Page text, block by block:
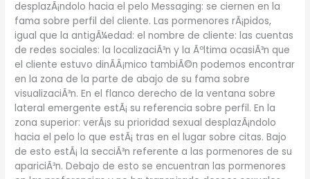
desplazÃ¡ndolo hacia el pelo Messaging: se ciernen en la
fama sobre perfil del cliente. Las pormenores rÃ¡pidos,
igual que la antigÃ¼edad: el nombre de cliente: las cuentas
de redes sociales: la localizaciÃ³n y la Ãºltima ocasiÃ³n que
el cliente estuvo dinÃ­Â¡mico tambiÃ©n podemos encontrar
en la zona de la parte de abajo de su fama sobre
visualizaciÃ³n. En el flanco derecho de la ventana sobre
lateral emergente estÃ¡ su referencia sobre perfil. En la
zona superior: verÃ¡s su prioridad sexual desplazÃ¡ndolo
hacia el pelo lo que estÃ¡ tras en el lugar sobre citas. Bajo
de esto estÃ¡ la secciÃ³n referente a las pormenores de su
apariciÃ³n. Debajo de esto se encuentran las pormenores